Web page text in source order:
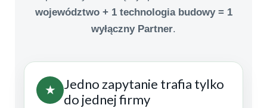
województwo + 1 technologia budowy = 1
wyłączny Partner.
★
Jedno zapytanie trafia tylko
do jednej firmy